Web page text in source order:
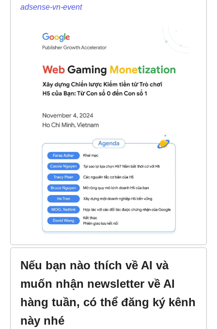
adsense-vn-event
Nếu bạn nào thích về AI và
muốn nhận newsletter về AI
hàng tuần, có thể đăng ký kênh
này nhé